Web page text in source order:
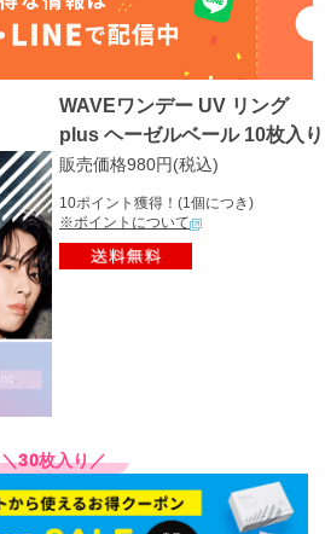
WAVEワンデー UV リング
plus ヘーゼルベール 10枚入り
販売価格980円(税込)
10ポイント獲得！(1個につき)
※ポイントについて
＼30枚入り／